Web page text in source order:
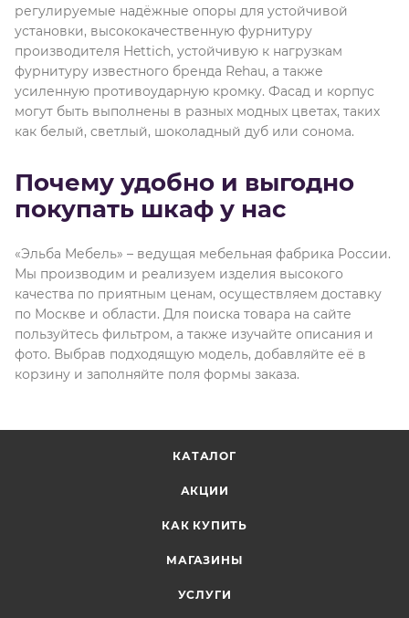
регулируемые надёжные опоры для устойчивой
установки, высококачественную фурнитуру
производителя Hettich, устойчивую к нагрузкам
фурнитуру известного бренда Rehau, а также
усиленную противоударную кромку. Фасад и корпус
могут быть выполнены в разных модных цветах, таких
как белый, светлый, шоколадный дуб или сонома.
Почему удобно и выгодно
покупать шкаф у нас
«Эльба Мебель» – ведущая мебельная фабрика России.
Мы производим и реализуем изделия высокого
качества по приятным ценам, осуществляем доставку
по Москве и области. Для поиска товара на сайте
пользуйтесь фильтром, а также изучайте описания и
фото. Выбрав подходящую модель, добавляйте её в
корзину и заполняйте поля формы заказа.
КАТАЛОГ
АКЦИИ
КАК КУПИТЬ
МАГАЗИНЫ
УСЛУГИ